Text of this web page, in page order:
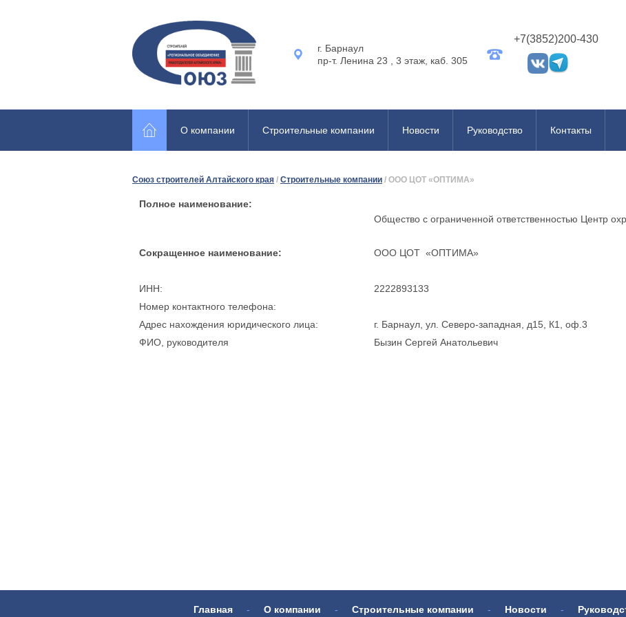
г. Барнаул
пр-т. Ленина 23 , 3 этаж, каб. 305
+7(3852)200-430
О компании Строительные компании Новости Руководство Контакты
Союз строителей Алтайского края / Строительные компании / ООО ЦОТ «ОПТИМА»
Полное наименование:
Общество с ограниченной ответственностью Центр
Сокращенное наименование: ООО ЦОТ «ОПТИМА»
ИНН:
2222893133
Номер контактного телефона:
Адрес нахождения юридического лица:
г. Барнаул, ул. Северо-западная, д15, К1, оф.3
ФИО, руководителя
Бызин Сергей Анатольевич
Главная - О компании - Строительные компании - Новости -